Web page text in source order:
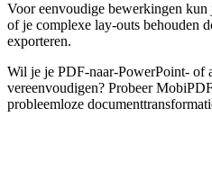
Voor eenvoudige bewerkingen
of je complexe lay-outs behouden
exporteren.
Wil je je PDF-naar-PowerPoint- of
vereenvoudigen? Probeer
probleemloze